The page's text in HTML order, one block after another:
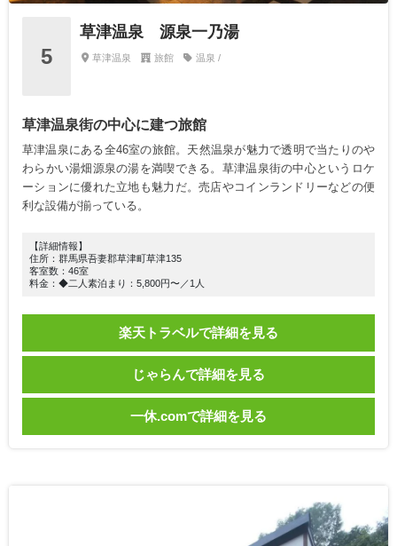
5
草津温泉 源泉一乃湯
草津温泉 旅館 温泉 /
草津温泉街の中心に建つ旅館
草津温泉にある全46室の旅館。天然温泉が魅力で透明で当たりのや
わらかい湯畑源泉の湯を満喫できる。草津温泉街の中心というロケ
ーションに優れた立地も魅力だ。売店やコインランドリーなどの便
利な設備が揃っている。
【詳細情報】
住所：群馬県吾妻郡草津町草津135
客室数：46室
料金：◆二人素泊まり：5,800円〜／1人
楽天トラベルで詳細を見る
じゃらんで詳細を見る
一休.comで詳細を見る